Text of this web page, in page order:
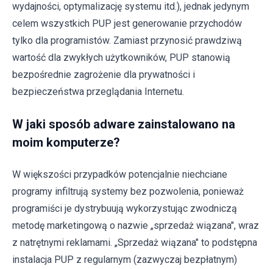
wydajności, optymalizację systemu itd.), jednak jedynym
celem wszystkich PUP jest generowanie przychodów
tylko dla programistów. Zamiast przynosić prawdziwą
wartość dla zwykłych użytkowników, PUP stanowią
bezpośrednie zagrożenie dla prywatności i
bezpieczeństwa przeglądania Internetu.
W jaki sposób adware zainstalowano na
moim komputerze?
W większości przypadków potencjalnie niechciane
programy infiltrują systemy bez pozwolenia, ponieważ
programiści je dystrybuują wykorzystując zwodniczą
metodę marketingową o nazwie „sprzedaż wiązana", wraz
z natrętnymi reklamami. „Sprzedaż wiązana" to podstępna
instalacja PUP z regularnym (zazwyczaj bezpłatnym)